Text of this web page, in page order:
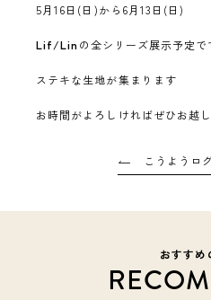
5月16日(日)から6月13日(日)
Lif/Lin の全シリーズ展示予定で
ステキな生地が集まります
お時間がよろしければぜひお越
こうようロ
おすすめ